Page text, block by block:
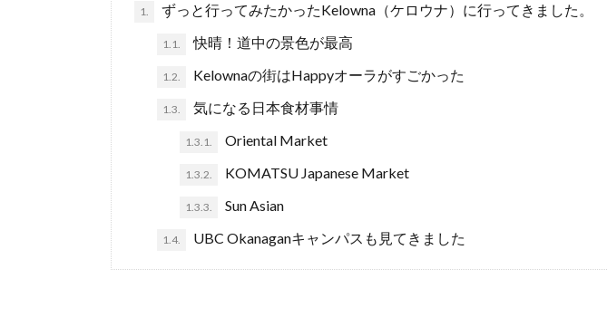
1. ずっと行ってみたかったKelowna（ケロウナ）に行ってきました。
1.1. 快晴！道中の景色が最高
1.2. Kelownaの街はHappyオーラがすごかった
1.3. 気になる日本食材事情
1.3.1. Oriental Market
1.3.2. KOMATSU Japanese Market
1.3.3. Sun Asian
1.4. UBC Okanaganキャンパスも見てきました